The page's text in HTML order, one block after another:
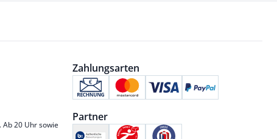
Ab 20 Uhr sowie
Zahlungsarten
Partner